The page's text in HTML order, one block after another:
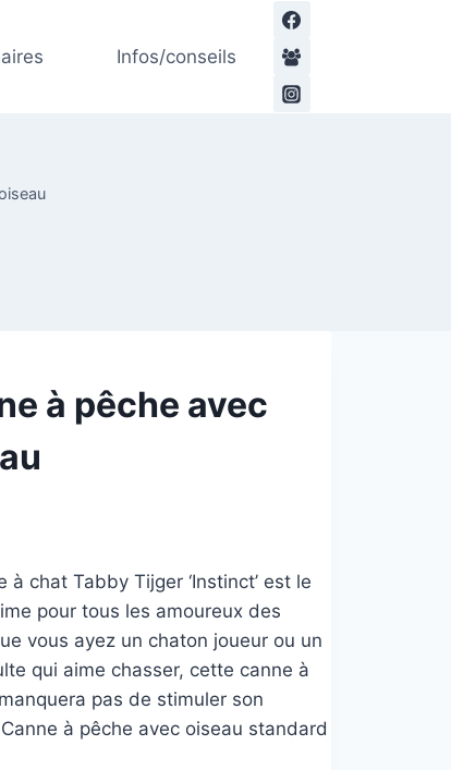
Infos/conseils
à pêche avec
à chat Tabby Tijger ‘Instinct’ est le
pour tous les amoureux des
vous ayez un chaton joueur ou un
qui aime chasser, cette canne à
pas de stimuler son
à pêche avec oiseau standard